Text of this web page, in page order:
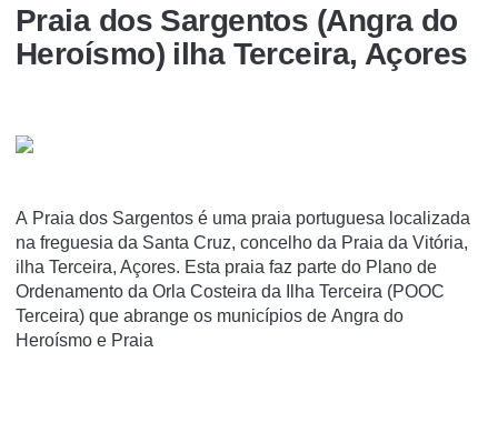
Praia dos Sargentos (Angra do
Heroísmo) ilha Terceira, Açores
A Praia dos Sargentos é uma praia portuguesa localizada
na freguesia da Santa Cruz, concelho da Praia da Vitória,
ilha Terceira, Açores. Esta praia faz parte do Plano de
Ordenamento da Orla Costeira da Ilha Terceira (POOC
Terceira) que abrange os municípios de Angra do
Heroísmo e Praia